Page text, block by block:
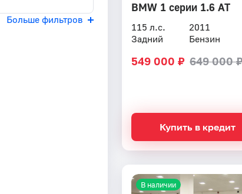
Больше фильтров
BMW 1 серии 1.6 AT
115 л.с. 2011
Задний
Бензин
549 000 ₽ 649 000
Купить в кредит
В наличии